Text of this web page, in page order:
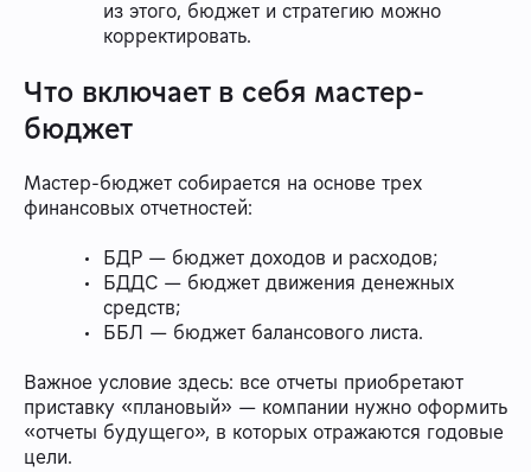
из этого, бюджет и стратегию можно
корректировать.
Что включает в себя мастер-
бюджет
Мастер-бюджет собирается на основе трех
финансовых отчетностей:
БДР — бюджет доходов и расходов;
БДДС — бюджет движения денежных
средств;
ББЛ — бюджет балансового листа.
Важное условие здесь: все отчеты приобретают
приставку «плановый» — компании нужно оформить
«отчеты будущего», в которых отражаются годовые
цели.